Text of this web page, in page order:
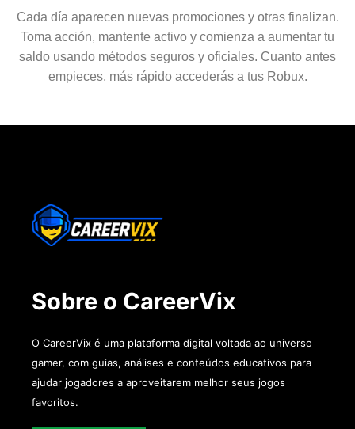
Cada día aparecen nuevas promociones y otras finalizan.
Toma acción, mantente activo y comienza a aumentar tu
saldo usando métodos seguros y oficiales. Cuanto antes
empieces, más rápido accederás a tus Robux.
Sobre o CareerVix
O CareerVix é uma plataforma digital voltada ao universo
gamer, com guias, análises e conteúdos educativos para
ajudar jogadores a aproveitarem melhor seus jogos
favoritos.